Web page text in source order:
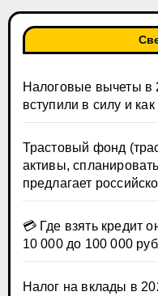
Налоговые вычеты в
вступили в силу и
Трастовый фонд
активы,
предлагает
💳 Где взять кредит
10 000 до 100 000
Налог на вклады в